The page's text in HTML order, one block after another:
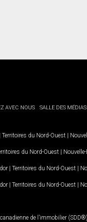
AVEC NOUS SALLE DES MÉDIAS
Territoires du Nord-Ouest |
du Nord-Ouest |
| Territoires du Nord-Ouest |
| Territoires du Nord-Ouest |
de l’immobilier